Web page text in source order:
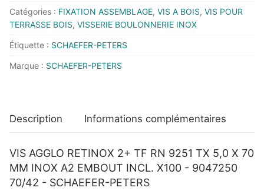
RETINOX
2+
TF
RN
9251
70
INOX
A2
EMBOUT
Catégories : FIXATION ASSEMBLAGE, VIS A BOIS, VIS POUR
TERRASSE BOIS, VISSERIE BOULONNERIE INOX
Étiquette : SCHAEFER-PETERS
Marque : SCHAEFER-PETERS
Description Informations complémentaires
VIS AGGLO RETINOX 2+ TF RN 9251 TX 5,0 X 70
MM INOX A2 EMBOUT INCL. X100 - 9047250
70/42 - SCHAEFER-PETERS